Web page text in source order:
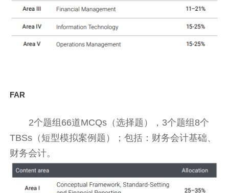
FAR
2个题组66道MCQs（选择题），3个题组8个
TBSs（短型模拟案例题）；包括：财务会计基础、
财务会计。